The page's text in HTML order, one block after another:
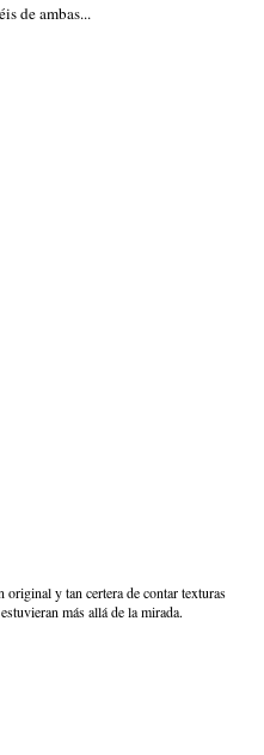
de ambas...
original y tan certera de contar texturas
más allá de la mirada.